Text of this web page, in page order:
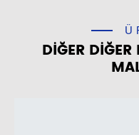
DIĞER